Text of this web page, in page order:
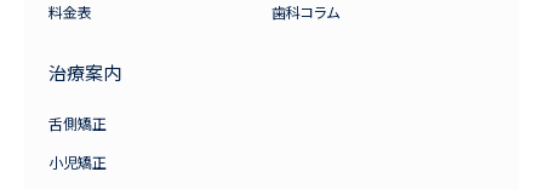
料金表
歯科コラム
治療案内
舌側矯正
小児矯正